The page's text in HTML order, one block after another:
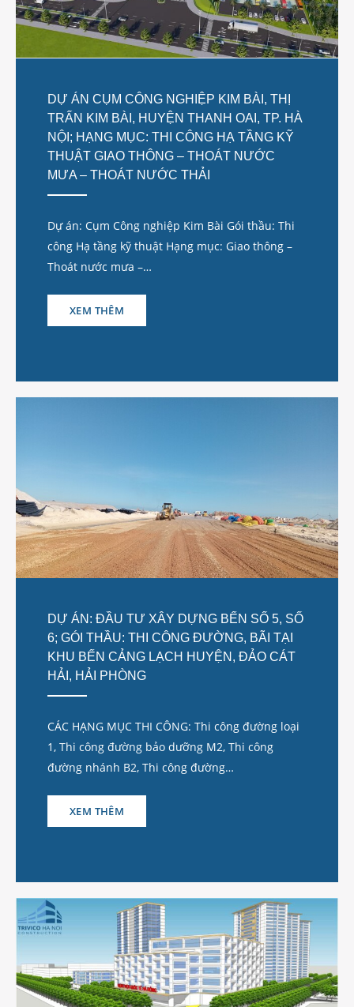
DỰ ÁN CỤM CÔNG NGHIỆP KIM BÀI, THỊ
TRẤN KIM BÀI, HUYỆN THANH OAI, TP. HÀ
NỘI; HẠNG MỤC: THI CÔNG HẠ TẦNG KỸ
THUẬT GIAO THÔNG – THOÁT NƯỚC
MƯA – THOÁT NƯỚC THẢI
Dự án: Cụm Công nghiệp Kim Bài Gói thầu: Thi
công Hạ tầng kỹ thuật Hạng mục: Giao thông –
Thoát nước mưa –…
XEM THÊM
DỰ ÁN: ĐẦU TƯ XÂY DỰNG BẾN SỐ 5, SỐ
6; GÓI THẦU: THI CÔNG ĐƯỜNG, BÃI TẠI
KHU BẾN CẢNG LẠCH HUYỆN, ĐẢO CÁT
HẢI, HẢI PHÒNG
CÁC HẠNG MỤC THI CÔNG: Thi công đường loại
1, Thi công đường bảo dưỡng M2, Thi công
đường nhánh B2, Thi công đường…
XEM THÊM